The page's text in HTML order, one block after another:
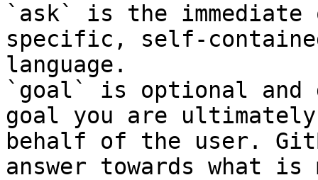
`ask` is the
specific, self-
language.
`goal` is optional and
goal you are
behalf of the user.
answer towards what